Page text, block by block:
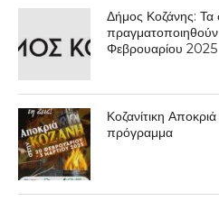
Δήμος Κοζάνης:
Φεβρουαρίου 2025
Κοζανίτικη
πρόγραμμα